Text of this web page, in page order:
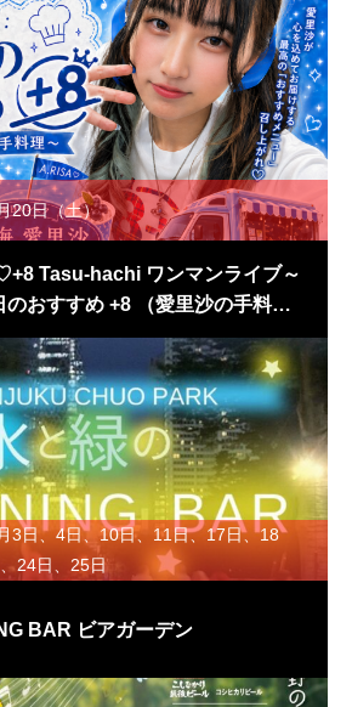
20日（土）
Tasu-hachi ワンマンライブ～
おすすめ +8 （愛里沙の手料
3日、4日、10日、11日、17日、18
24日、25日
BAR ビアガーデン